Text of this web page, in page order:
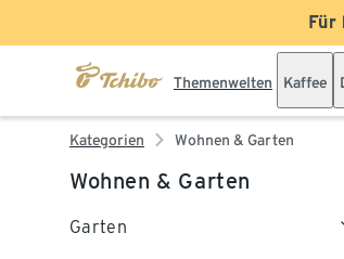
Für
Themenwelten Kaffee
Kategorien Wohnen & Garten
Wohnen & Garten
Garten